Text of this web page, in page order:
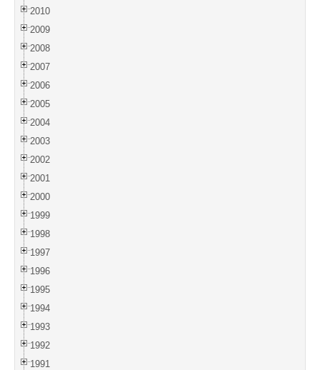
2010
2009
2008
2007
2006
2005
2004
2003
2002
2001
2000
1999
1998
1997
1996
1995
1994
1993
1992
1991